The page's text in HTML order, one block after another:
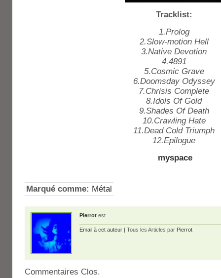
Tracklist:
1.Prolog
2.Slow-motion Hell
3.Native Devotion
4.4891
5.Cosmic Grave
6.Doomsday Odyssey
7.Chrisis Complete
8.Idols Of Gold
9.Shades Of Death
10.Crawling Hate
11.Dead Cold Triumph
12.Epilogue
myspace
Marqué comme: Métal
Pierrot est
Email à cet auteur | Tous les Articles par Pierrot
Commentaires Clos.